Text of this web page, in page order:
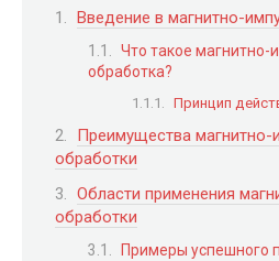
Введение в магнитно-
Что такое магнитно-
обработка?
Принцип
Преимущества магнитно-
обработки
Области применения
обработки
Примеры успешного